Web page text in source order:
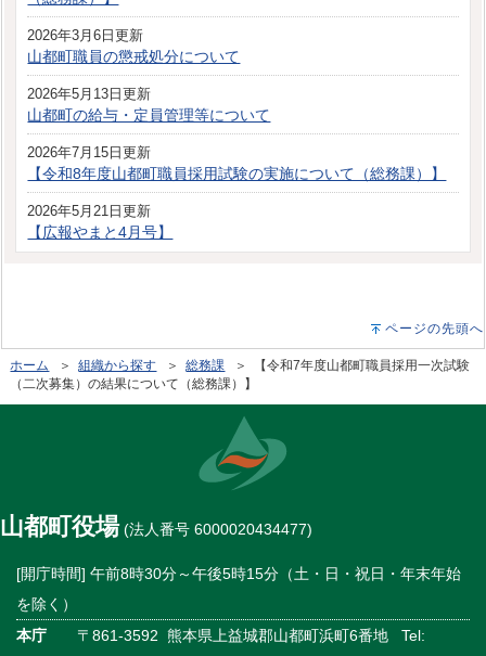
2026年3月6日更新
山都町職員の懲戒処分について
2026年5月13日更新
山都町の給与・定員管理等について
2026年7月15日更新
【令和8年度山都町職員採用試験の実施について（総務課）】
2026年5月21日更新
【広報やまと4月号】
ページの先頭へ
ホーム ＞組織から探す ＞総務課
＞ 【令和7年度山都町職員採用一次試験
（二次募集）の結果について（総務課）】
山都町役場(法人番号 6000020434477)
[開庁時間] 午前8時30分～午後5時15分（土・日・祝日・年末年始
を除く）
本庁 〒861-3592 熊本県上益城郡山都町浜町6番地 Tel: